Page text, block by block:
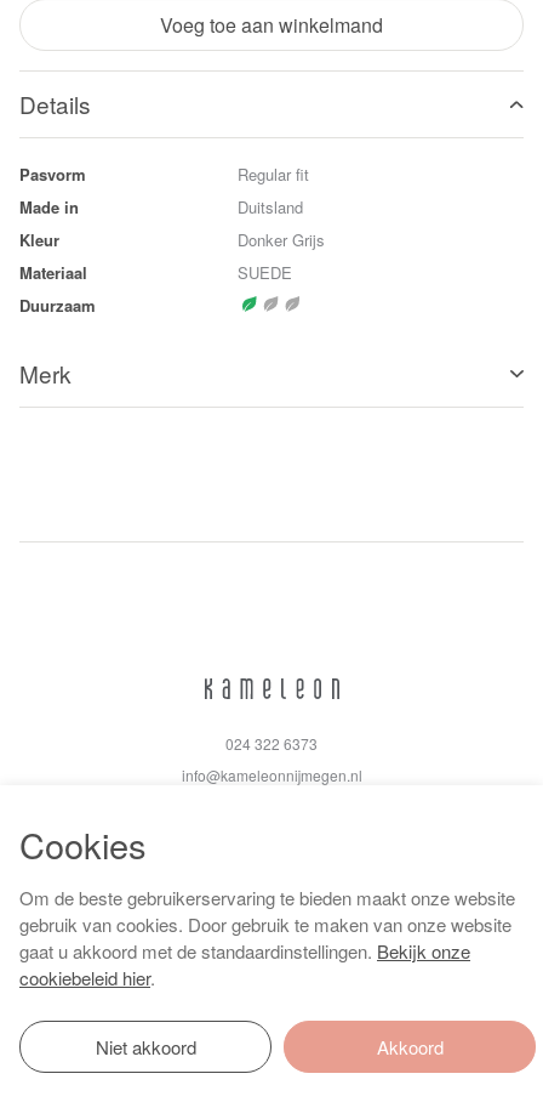
Voeg toe aan winkelmand
Details
Pasvorm
Regular fit
Made in
Duitsland
Kleur
Donker Grijs
Materiaal
SUEDE
Duurzaam
Merk
024 322 6373
info@kameleonnijmegen.nl
Algemene voorwaarden
Privacy policy
Cookiebeleid
Cookies
Om de beste gebruikerservaring te bieden maakt onze website
gebruik van cookies. Door gebruik te maken van onze website
gaat u akkoord met de standaardinstellingen. Bekijk onze
cookiebeleid hier.